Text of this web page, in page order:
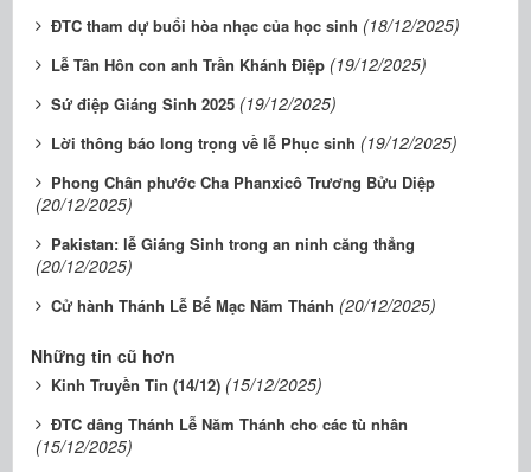
ĐTC tham dự buổi hòa nhạc của học sinh (18/12/2025)
Lễ Tân Hôn con anh Trần Khánh Điệp (19/12/2025)
Sứ điệp Giáng Sinh 2025 (19/12/2025)
Lời thông báo long trọng về lễ Phục sinh (19/12/2025)
Phong Chân phước Cha Phanxicô Trương Bửu Diệp
(20/12/2025)
Pakistan: lễ Giáng Sinh trong an ninh căng thẳng
(20/12/2025)
Cử hành Thánh Lễ Bế Mạc Năm Thánh (20/12/2025)
Những tin cũ hơn
Kinh Truyền Tin (14/12) (15/12/2025)
ĐTC dâng Thánh Lễ Năm Thánh cho các tù nhân
(15/12/2025)